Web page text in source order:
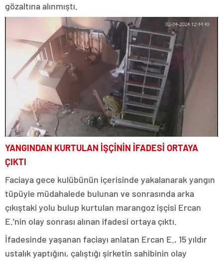
gözaltına alınmıştı.
YANGINDAN KURTULAN İŞÇİNİN İFADESİ ORTAYA
ÇIKTI
Faciaya gece kulübünün içerisinde yakalanarak yangın
tüpüyle müdahalede bulunan ve sonrasında arka
çıkıştaki yolu bulup kurtulan marangoz işçisi Ercan
E.’nin olay sonrası alınan ifadesi ortaya çıktı.
İfadesinde yaşanan faciayı anlatan Ercan E., 15 yıldır
ustalık yaptığını, çalıştığı şirketin sahibinin olay